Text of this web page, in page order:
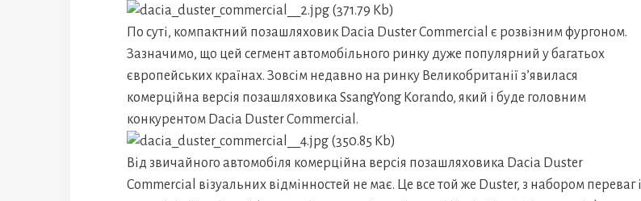
По суті, компактний позашляховик Dacia Duster Commercial є розвізним фургоном.
Зазначимо, що цей сегмент автомобільного ринку дуже популярний у багатьох
європейських країнах. Зовсім недавно на ринку Великобританії з’явилася
комерційна версія позашляховика SsangYong Korando, який і буде головним
конкурентом Dacia Duster Commercial.
Від звичайного автомобіля комерційна версія позашляховика Dacia Duster
Commercial візуальних відмінностей не має. Це все той же Duster, з набором переваг і